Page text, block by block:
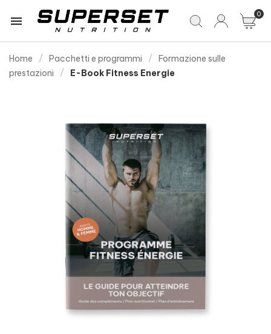
 0
Home Pacchetti e programmi
Formazione sulle
prestazioni
E-Book Fitness Energie